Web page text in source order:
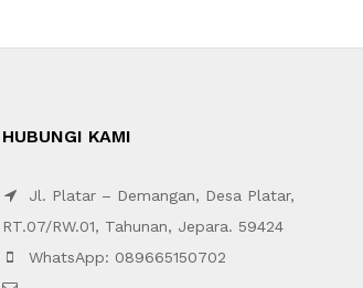
HUBUNGI KAMI
Jl. Platar – Demangan, Desa Platar,
RT.07/RW.01, Tahunan, Jepara. 59424
WhatsApp: 089665150702